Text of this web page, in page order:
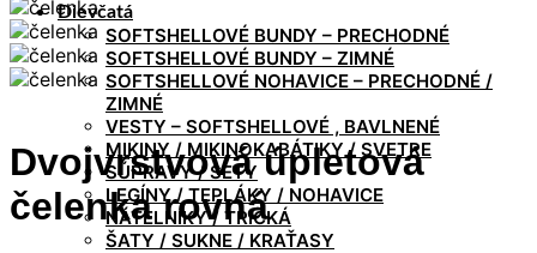
Dievčatá
SOFTSHELLOVÉ BUNDY – PRECHODNÉ
SOFTSHELLOVÉ BUNDY – ZIMNÉ
SOFTSHELLOVÉ NOHAVICE – PRECHODNÉ /
ZIMNÉ
VESTY – SOFTSHELLOVÉ , BAVLNENÉ
MIKINY / MIKINOKABÁTIKY / SVETRE
SÚPRAVY / SETY
LEGÍNY / TEPLÁKY / NOHAVICE
NÁTELNÍKY / TRIČKÁ
ŠATY / SUKNE / KRAŤASY
Dvojvrstvová úpletová
čelenka rovná